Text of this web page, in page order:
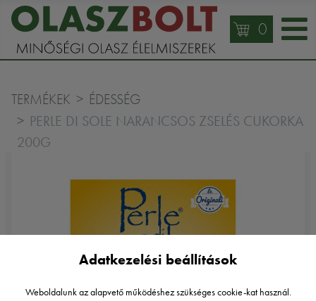
0
TERMÉKEK ÉDESSÉG
PERLE DI SOLE NARANCSOS ZSELÉS CUKORKA
200G
Adatkezelési beállítások
Weboldalunk az alapvető működéshez szükséges cookie-kat használ.